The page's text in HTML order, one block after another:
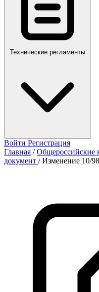
Технические регламенты
Войти Регистрация
Главная / Общероссийские
документ / Изменение 10/